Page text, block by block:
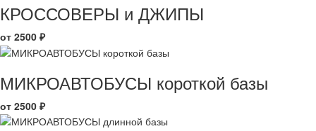
КРОССОВЕРЫ и ДЖИПЫ
от 2500 ₽
МИКРОАВТОБУСЫ короткой базы
от 2500 ₽